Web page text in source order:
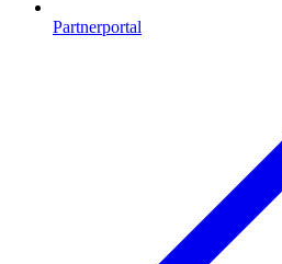
Partnerportal